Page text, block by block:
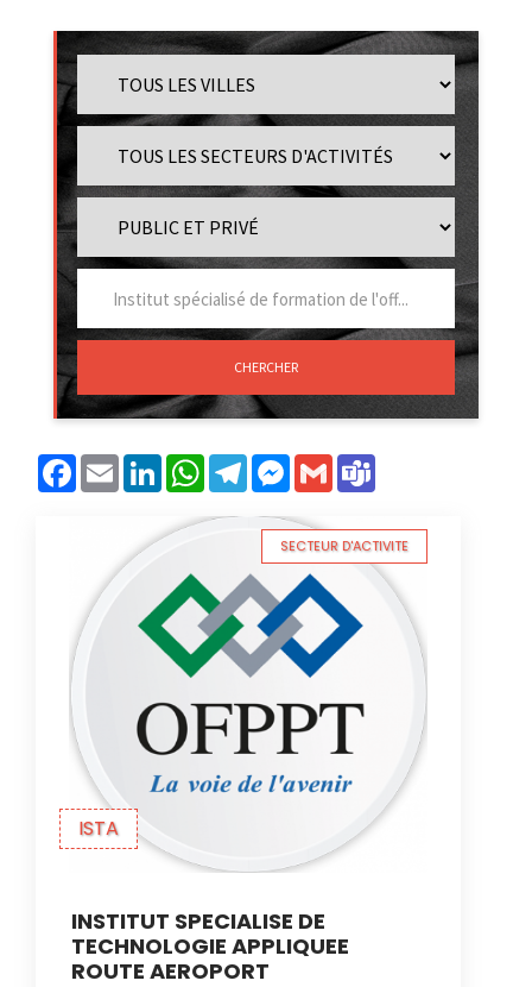
CHERCHER
Facebook
Email LinkedInWhatsAppTelegramMessenger
Gmail
ISTA
SECTEUR D'ACTIVITE
INSTITUT SPECIALISE DE
TECHNOLOGIE APPLIQUEE
ROUTE AEROPORT